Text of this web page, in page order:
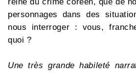
reine du crime coréen, que de
personnages dans des
nous interroger : vous,
quoi ?
Une très grande habileté